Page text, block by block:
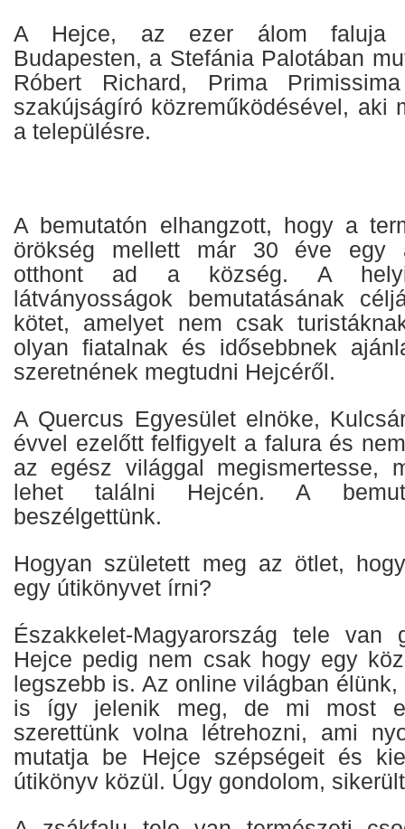
A Hejce, az ezer álom faluja
Budapesten, a Stefánia Palotában
Róbert Richard, Prima
szakújságíró közreműködésével, aki
a településre.
A bemutatón elhangzott, hogy a
örökség mellett már 30 éve egy
otthont ad a község. A helyi
látványosságok bemutatásának
kötet, amelyet nem csak
olyan fiatalnak és idősebbnek
szeretnének megtudni Hejcéről.
A Quercus Egyesület elnöke,
évvel ezelőtt felfigyelt a falura és
az egész világgal megismertesse,
lehet találni Hejcén. A
beszélgettünk.
Hogyan született meg az ötlet,
egy útikönyvet írni?
Északkelet-Magyarország tele van
Hejce pedig nem csak hogy egy
legszebb is. Az online világban
is így jelenik meg, de mi most
szerettünk volna létrehozni, ami
mutatja be Hejce szépségeit és
útikönyv közül. Úgy gondolom,